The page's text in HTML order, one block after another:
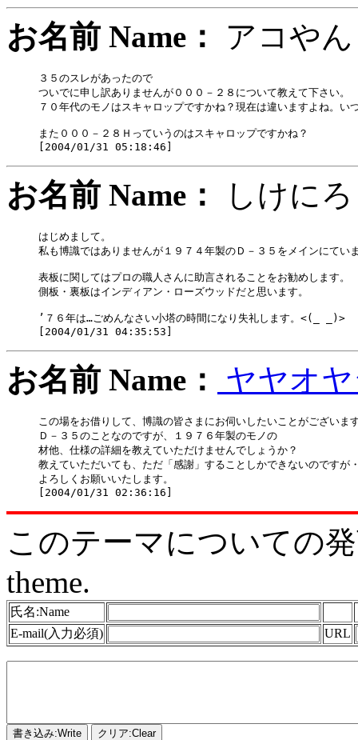
お名前 Name： アコ
３５のスレがあったので
ついでに申し訳ありませんが０００－２８について教えて下さい。
７０年代のモノはスキャロップですかね？現在は違いますよね。い
また０００－２８Ｈっていうのはスキャロップですかね？
お名前 Name： しけ
はじめまして。
私も博識ではありませんが１９７４年製のＤ－３５をメインにてい
表板に関してはプロの職人さんに助言されることをお勧めします。
側板・裏板はインディアン・ローズウッドだと思います。
’７６年は…ごめんなさい小塔の時間になり失礼します。<(_ _)>
お名前 Name： ヤヤオ
この場をお借りして、博識の皆さまにお伺いしたいことがございま
Ｄ－３５のことなのですが、１９７６年製のモノの
材他、仕様の詳細を教えていただけませんでしょうか？
教えていただいても、ただ「感謝」することしかできないのですが
よろしくお願いいたします。
このテーマについての
theme.
氏名:Name
E-mail(入力必須)
URL